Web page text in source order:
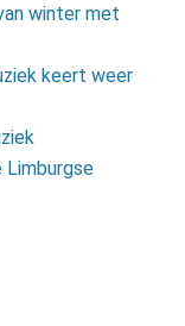
winter met
keert weer
Limburgse